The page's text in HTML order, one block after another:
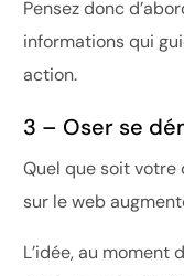
Pensez donc
informations qui
action.
3 – Oser se
Quel que soit votre
sur le web
L’idée, au moment